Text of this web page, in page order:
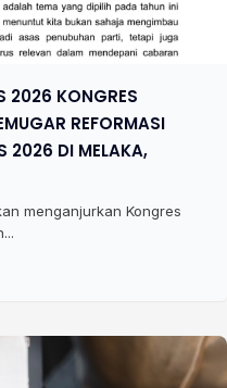
2026 KONGRES
REFORMASI
2026 DI MELAKA,
menganjurkan Kongres